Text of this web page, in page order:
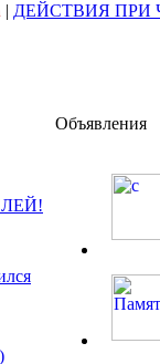
| ДЕЙСТВИЯ ПРИ
Объявления